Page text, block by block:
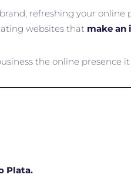
refreshing your
websites that make an
the online presence it
Plata.